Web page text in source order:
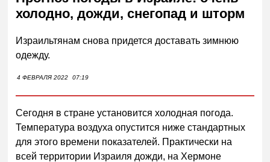
холодно, дожди, снегопад и шторм
Израильтянам снова придется доставать зимнюю
одежду.
4 ФЕВРАЛЯ 2022 07:19
Сегодня в стране установится холодная погода.
Температура воздуха опустится ниже стандартных
для этого времени показателей. Практически на
всей территории Израиля дожди, на Хермоне